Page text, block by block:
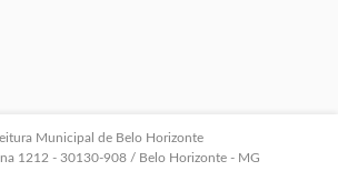
Municipal de Belo Horizonte
1212 - 30130-908 / Belo Horizonte - MG